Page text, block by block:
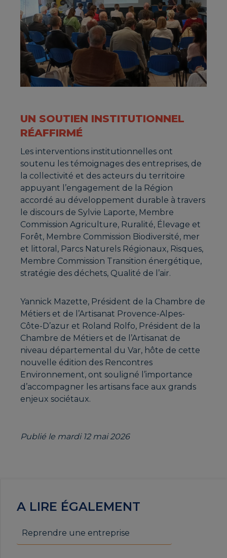
UN SOUTIEN INSTITUTIONNEL
RÉAFFIRMÉ
Les interventions institutionnelles ont
soutenu les témoignages des entreprises, de
la collectivité et des acteurs du territoire
appuyant l’engagement de la Région
accordé au développement durable à travers
le discours de Sylvie Laporte, Membre
Commission Agriculture, Ruralité, Élevage et
Forêt, Membre Commission Biodiversité, mer
et littoral, Parcs Naturels Régionaux, Risques,
Membre Commission Transition énergétique,
stratégie des déchets, Qualité de l’air.
Yannick Mazette, Président de la Chambre de
Métiers et de l’Artisanat Provence-Alpes-
Côte-D’azur et Roland Rolfo, Président de la
Chambre de Métiers et de l’Artisanat de
niveau départemental du Var, hôte de cette
nouvelle édition des Rencontres
Environnement, ont souligné l’importance
d’accompagner les artisans face aux grands
enjeux sociétaux.
Publié le mardi 12 mai 2026
A LIRE ÉGALEMENT
Reprendre une entreprise